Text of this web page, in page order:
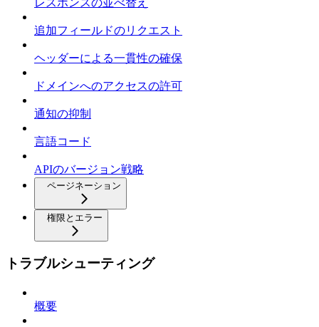
追加フィールドのリクエスト
ヘッダーによる一貫性の確保
ドメインへのアクセスの許可
通知の抑制
言語コード
APIのバージョン戦略
ページネーション
権限とエラー
トラブルシューティング
概要